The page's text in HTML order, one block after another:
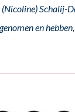
Schalij-
en hebben,